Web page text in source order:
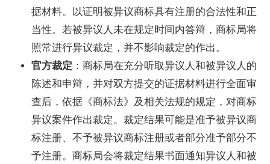
据材料。以证明被异议商标具有注册的合法性和正
当性。若被异议人未在规定时间内答辩，商标局将
照常进行异议裁定，并不影响裁定的作出。
官方裁定 ：商标局在充分听取异议人和被异议人的
陈述和申辩，并对双方提交的证据材料进行全面审
查后，依据《商标法》及相关法规的规定，对商标
异议案件作出裁定。裁定结果可能是准予被异议商
标注册、不予被异议商标注册或者部分准予部分不
予注册。商标局会将裁定结果书面通知异议人和被